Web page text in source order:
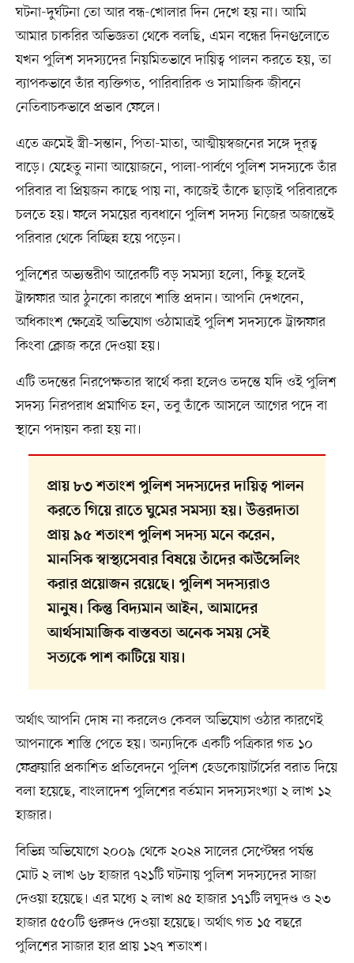
ঘটনা-দুর্ঘটনা তো আর বন্ধ-খোলার দিন দেখে হয় না। আমি
আমার চাকরির অভিজ্ঞতা থেকে বলছি, এমন বন্ধের দিনগুলোতে
যখন পুলিশ সদস্যদের নিয়মিতভাবে দায়িত্ব পালন করতে হয়, তা
ব্যাপকভাবে তাঁর ব্যক্তিগত, পারিবারিক ও সামাজিক জীবনে
নেতিবাচকভাবে প্রভাব ফেলে।
এতে ক্রমেই স্ত্রী-সন্তান, পিতা-মাতা, আত্মীয়স্বজনের সঙ্গে দূরত্ব
বাড়ে। যেহেতু নানা আয়োজনে, পালা-পার্বণে পুলিশ সদস্যকে তাঁর
পরিবার বা প্রিয়জন কাছে পায় না, কাজেই তাঁকে ছাড়াই পরিবারকে
চলতে হয়। ফলে সময়ের ব্যবধানে পুলিশ সদস্য নিজের অজান্তেই
পরিবার থেকে বিচ্ছিন্ন হয়ে পড়েন।
পুলিশের অভ্যন্তরীণ আরেকটি বড় সমস্যা হলো, কিছু হলেই
ট্রান্সফার আর ঠুনকো কারণে শাস্তি প্রদান। আপনি দেখবেন,
অধিকাংশ ক্ষেত্রেই অভিযোগ ওঠামাত্রই পুলিশ সদস্যকে ট্রান্সফার
কিংবা ক্লোজ করে দেওয়া হয়।
এটি তদন্তের নিরপেক্ষতার স্বার্থে করা হলেও তদন্তে যদি ওই পুলিশ
সদস্য নিরপরাধ প্রমাণিত হন, তবু তাঁকে আসলে আগের পদে বা
স্থানে পদায়ন করা হয় না।
প্রায় ৮৩ শতাংশ পুলিশ সদস্যদের দায়িত্ব পালন
করতে গিয়ে রাতে ঘুমের সমস্যা হয়। উত্তরদাতা
প্রায় ৯৫ শতাংশ পুলিশ সদস্য মনে করেন,
মানসিক স্বাস্থ্যসেবার বিষয়ে তাঁদের কাউন্সেলিং
করার প্রয়োজন রয়েছে। পুলিশ সদস্যরাও
মানুষ। কিন্তু বিদ্যমান আইন, আমাদের
আর্থসামাজিক বাস্তবতা অনেক সময় সেই
সত্যকে পাশ কাটিয়ে যায়।
অর্থাৎ আপনি দোষ না করলেও কেবল অভিযোগ ওঠার কারণেই
আপনাকে শাস্তি পেতে হয়। অন্যদিকে একটি পত্রিকার গত ১০
ফেব্রুয়ারি প্রকাশিত প্রতিবেদনে পুলিশ হেডকোয়ার্টার্সের বরাত দিয়ে
বলা হয়েছে, বাংলাদেশ পুলিশের বর্তমান সদস্যসংখ্যা ২ লাখ ১২
হাজার।
বিভিন্ন অভিযোগে ২০০৯ থেকে ২০২৪ সালের সেপ্টেম্বর পর্যন্ত
মোট ২ লাখ ৬৮ হাজার ৭২১টি ঘটনায় পুলিশ সদস্যদের সাজা
দেওয়া হয়েছে। এর মধ্যে ২ লাখ ৪৫ হাজার ১৭১টি লঘুদণ্ড ও ২৩
হাজার ৫৫০টি গুরুদণ্ড দেওয়া হয়েছে। অর্থাৎ গত ১৫ বছরে
পুলিশের সাজার হার প্রায় ১২৭ শতাংশ।